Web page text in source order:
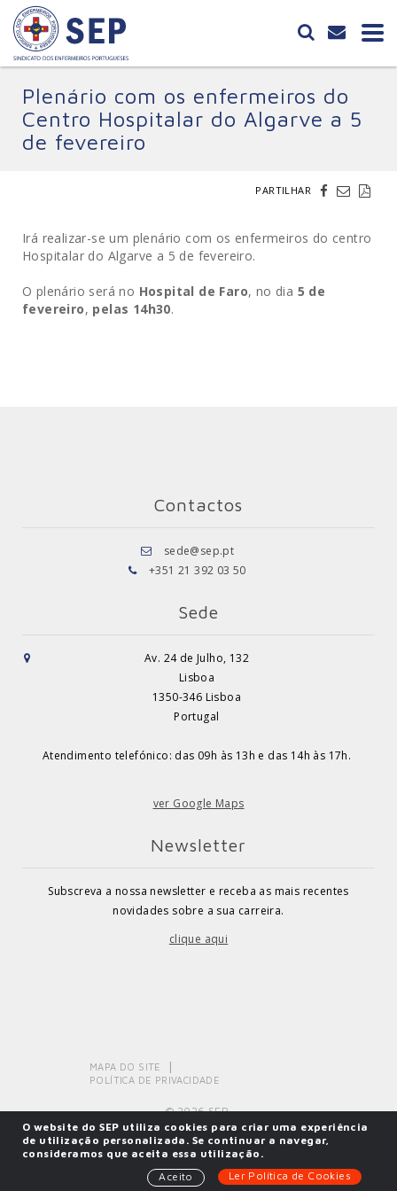
Plenário com os enfermeiros do
Centro Hospitalar do Algarve a 5
de fevereiro
PARTILHAR
Irá realizar-se um plenário com os enfermeiros do centro
Hospitalar do Algarve a 5 de fevereiro.
O plenário será no Hospital de Faro, no dia 5 de
fevereiro, pelas 14h30.
Contactos
sede@sep.pt
+351 21 392 03 50
Sede
Av. 24 de Julho, 132
Lisboa
1350-346 Lisboa
Portugal
Atendimento telefónico: das 09h às 13h e das 14h às 17h.
ver Google Maps
Newsletter
Subscreva a nossa newsletter e receba as mais recentes
novidades sobre a sua carreira.
clique aqui
MAPA DO SITE
POLÍTICA DE PRIVACIDADE
© 2026 SEP.
Powered bySOLOS
O website do SEP utiliza cookies para criar uma experiência
de utilização personalizada. Se continuar a navegar,
consideramos que aceita essa utilização.
Ler Política de Cookies
Aceito